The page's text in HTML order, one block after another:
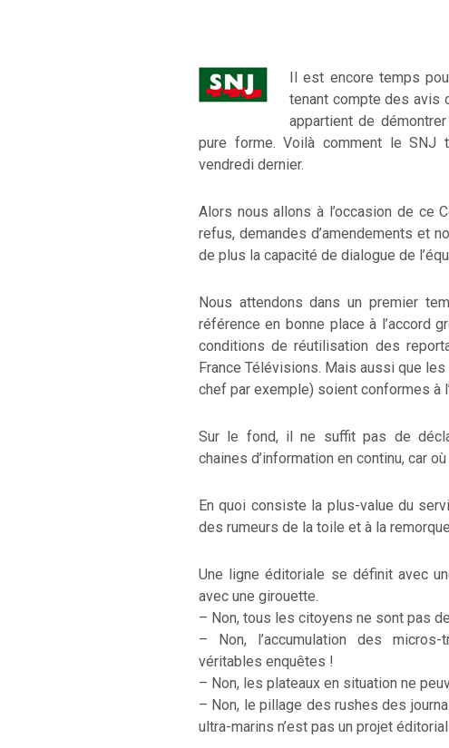
Il est encore temps
tenant compte des avis
appartient de
pure forme. Voilà comment le SNJ
vendredi dernier.
Alors nous allons à l’occasion de ce
refus, demandes d’amendements et
de plus la capacité de dialogue de
Nous attendons dans un premier
référence en bonne place à l’accord
conditions de réutilisation des
France Télévisions. Mais aussi que
chef par exemple) soient conformes à
Sur le fond, il ne suffit pas de
chaines d’information en continu, car
En quoi consiste la plus-value du
des rumeurs de la toile et à la
Une ligne éditoriale se définit avec
avec une girouette.
– Non, tous les citoyens ne sont pas
– Non, l’accumulation des
véritables enquêtes !
– Non, les plateaux en situation ne
– Non, le pillage des rushes des
ultra-marins n’est pas un projet